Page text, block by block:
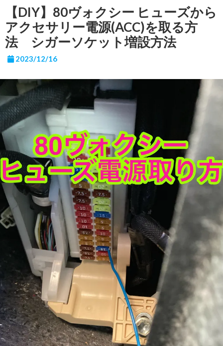
【DIY】80ヴォクシー ヒューズから
アクセサリー電源(ACC)を取る方
法 シガーソケット増設方法
2023/12/16